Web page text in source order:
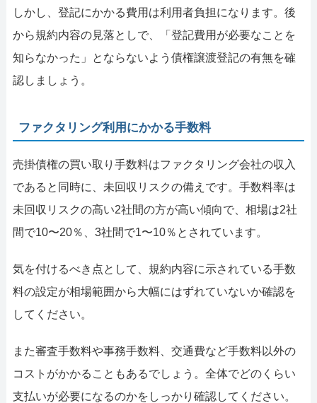
しかし、登記にかかる費用は利用者負担になります。後
から規約内容の見落としで、「登記費用が必要なことを
知らなかった」とならないよう債権譲渡登記の有無を確
認しましょう。
ファクタリング利用にかかる手数料
売掛債権の買い取り手数料はファクタリング会社の収入
であると同時に、未回収リスクの備えです。手数料率は
未回収リスクの高い2社間の方が高い傾向で、相場は2社
間で10〜20％、3社間で1〜10％とされています。
気を付けるべき点として、規約内容に示されている手数
料の設定が相場範囲から大幅にはずれていないか確認を
してください。
また審査手数料や事務手数料、交通費など手数料以外の
コストがかかることもあるでしょう。全体でどのくらい
支払いが必要になるのかをしっかり確認してください。